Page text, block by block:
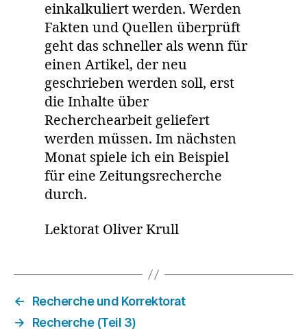
einkalkuliert werden. Werden
Fakten und Quellen überprüft
geht das schneller als wenn für
einen Artikel, der neu
geschrieben werden soll, erst
die Inhalte über
Recherchearbeit geliefert
werden müssen. Im nächsten
Monat spiele ich ein Beispiel
für eine Zeitungsrecherche
durch.
Lektorat Oliver Krull
←
Recherche und Korrektorat
→
Recherche (Teil 3)